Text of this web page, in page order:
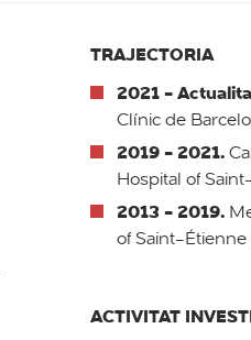
TRAJECTORIA
2021 -
Clínic de
2019 - 2021.
Hospital of
2013 - 2019.
of Saint-Étienne
ACTIVITAT